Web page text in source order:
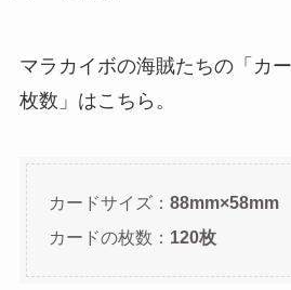
マラカイボの海賊たちの「カ
枚数」はこちら。
カードサイズ： 88mm×58mm
カードの枚数： 120枚